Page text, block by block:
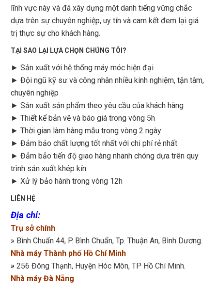
lĩnh vực này và đã xây dựng một danh tiếng vững chắc
dựa trên sự chuyên nghiệp, uy tín và cam kết đem lại giá
trị thực sự cho khách hàng.
TẠI SAO LẠI LỰA CHỌN CHÚNG TÔI?
► Sản xuất với hệ thống máy móc hiện đại
► Đội ngũ kỹ sư và công nhân nhiều kinh nghiệm, tận tâm,
chuyên nghiệp
► Sản xuất sản phẩm theo yêu cầu của khách hàng
► Thiết kế bản vẽ và báo giá trong vòng 5h
► Thời gian làm hàng mẫu trong vòng 2 ngày
► Đảm bảo chất lượng tốt nhất với chi phí rẻ nhất
► Đảm bảo tiến độ giao hàng nhanh chóng dựa trên quy
trình sản xuất khép kín
► Xử lý bảo hành trong vòng 12h
LIÊN HỆ
Địa chỉ:
Trụ sở chính
» Bình Chuẩn 44, P. Bình Chuẩn, Tp. Thuận An, Bình Dương.
Nhà máy Thành phố Hồ Chí Minh
» 256 Đông Thạnh, Huyện Hóc Môn, TP Hồ Chí Minh.
Nhà máy Đà Nẵng